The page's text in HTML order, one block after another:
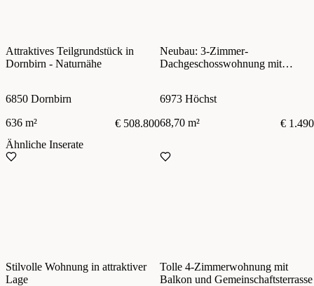
Attraktives Teilgrundstück in
Dornbirn - Naturnähe
6850 Dornbirn
636 m²
€ 508.800
Neubau: 3-Zimmer-
Dachgeschosswohnung mit
Top 22
6973 Höchst
68,70 m²
€ 1.490
Ähnliche Inserate
Stilvolle Wohnung in attraktiver
Lage
Tolle 4-Zimmerwohnung mit
Balkon und Gemeinschaftsterrasse